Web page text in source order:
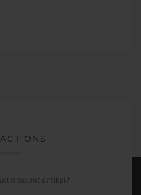
ONS
interessant artikel?